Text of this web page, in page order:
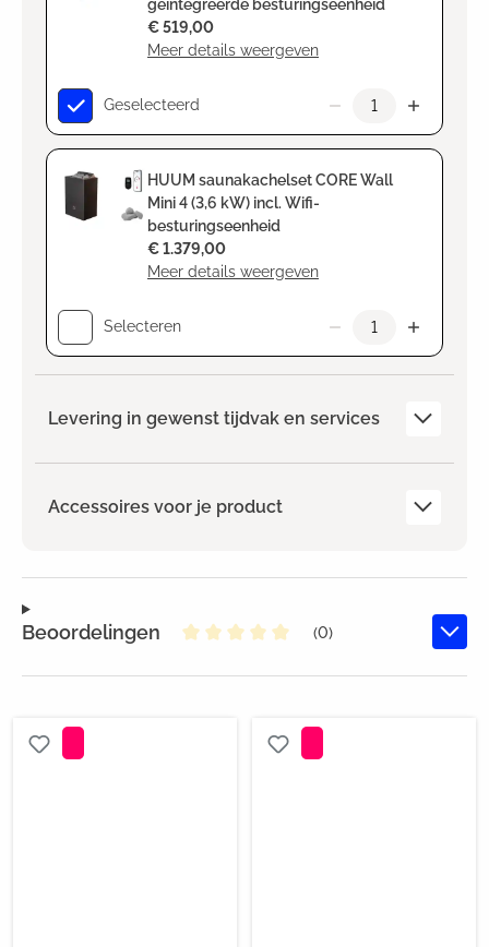
geïntegreerde besturingseenheid
Meer details weergeven
€ 519,00
Geselecteerd
HUUM saunakachelset CORE Wall
Mini 4 (3,6 kW) incl. Wifi-
besturingseenheid
Meer details weergeven
€ 1.379,00
Selecteren
Levering in gewenst tijdvak en services
Accessoires voor je product
Beoordelingen
(0)